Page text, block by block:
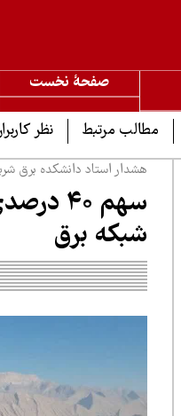
صفحۀ نخست
مطالب مرتبط
نظر
هشدار استاد دانشکده برق
سهم
شبکه برق